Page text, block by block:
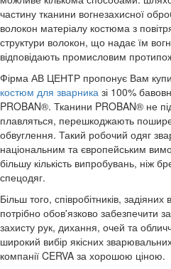
частину тканини вогнезахисної
волокон матеріалу костюма з
структури волокон, що надає їм
відповідають промисловим
Фірма АВ ЦЕНТР пропонує Вам
костюм для зварника зі 100%
PROBAN®. Тканини PROBAN® не
плавляться, перешкоджають
обвуглення. Такий робочий одяг
національним та європейським
більшу кількість випробувань, ніж
спецодяг.
Більш того, співробітників,
потрібно обов'язково забезпечити
захисту рук, дихання, очей та
широкий вибір якісних
компанії CERVA за хорошою ціною.